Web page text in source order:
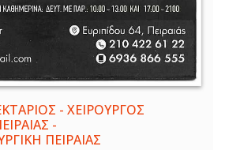
- ΧΕΙΡΟΥΡΓΟΣ
-
ΠΕΙΡΑΙΑΣ